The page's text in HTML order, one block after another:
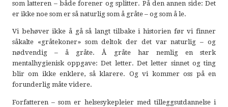
som latteren – både forener og splitter. På den annen side: Det
er ikke noe som er så naturlig som å gråte – og som å le.
Vi behøver ikke å gå så langt tilbake i historien før vi finner
såkalte «gråtekoner» som deltok der det var naturlig – og
nødvendig – å gråte. Å gråte har nemlig en sterk
mentalhygienisk oppgave: Det letter. Det letter sinnet og ting
blir om ikke enklere, så klarere. Og vi kommer oss på en
forunderlig måte videre.
Forfatteren – som er helsesykepleier med tilleggsutdannelse i